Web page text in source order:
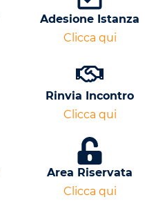
Adesione Istanza
Clicca qui
Rinvia Incontro
Clicca qui
Area Riservata
Clicca qui